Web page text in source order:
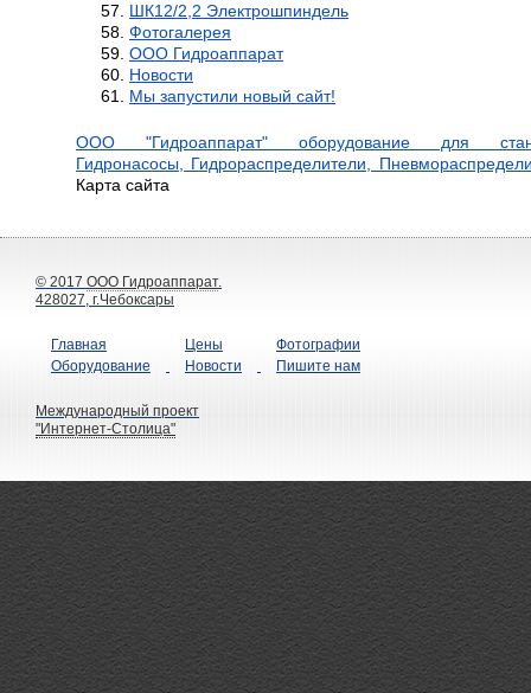
ШК12/2,2 Электрошпиндель
Фотогалерея
ООО Гидроаппарат
Новости
Мы запустили новый сайт!
ООО "Гидроаппарат" оборудование для
Гидронасосы, Гидрораспределители,
Карта сайта
© 2017 ООО Гидроаппарат.
428027, г.Чебоксары
Главная
Оборудование
Цены
Новости
Фотографии
Пишите нам
Международный проект
"Интернет-Столица"